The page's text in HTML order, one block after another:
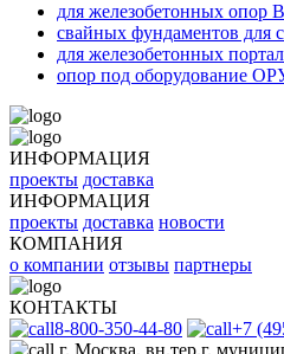
для железобетонных опор
свайных фундаментов для
для железобетонных
опор под оборудование
ИНФОРМАЦИЯ
проекты доставка
ИНФОРМАЦИЯ
проекты доставка новости
КОМПАНИЯ
о компании отзывы партнеры
КОНТАКТЫ
8-800-350-44-80
+7